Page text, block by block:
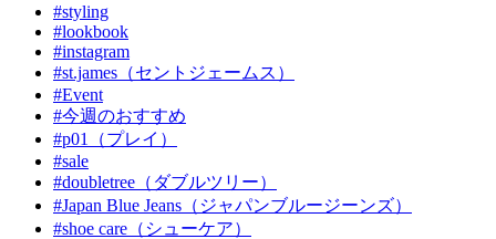
#styling
#lookbook
#instagram
#st.james（セントジェームス）
#Event
#今週のおすすめ
#p01（プレイ）
#sale
#doubletree（ダブルツリー）
#Japan Blue Jeans（ジャパンブルージーンズ）
#shoe care（シューケア）